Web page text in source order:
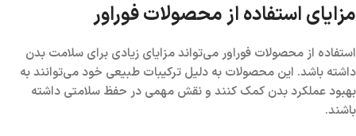
مزایای استفاده از محصولات فوراور
استفاده از محصولات فوراور می‌تواند مزایای زیادی برای سلامت بدن
داشته باشد. این محصولات به دلیل ترکیبات طبیعی خود می‌توانند به
بهبود عملکرد بدن کمک کنند و نقش مهمی در حفظ سلامتی داشته
باشند.